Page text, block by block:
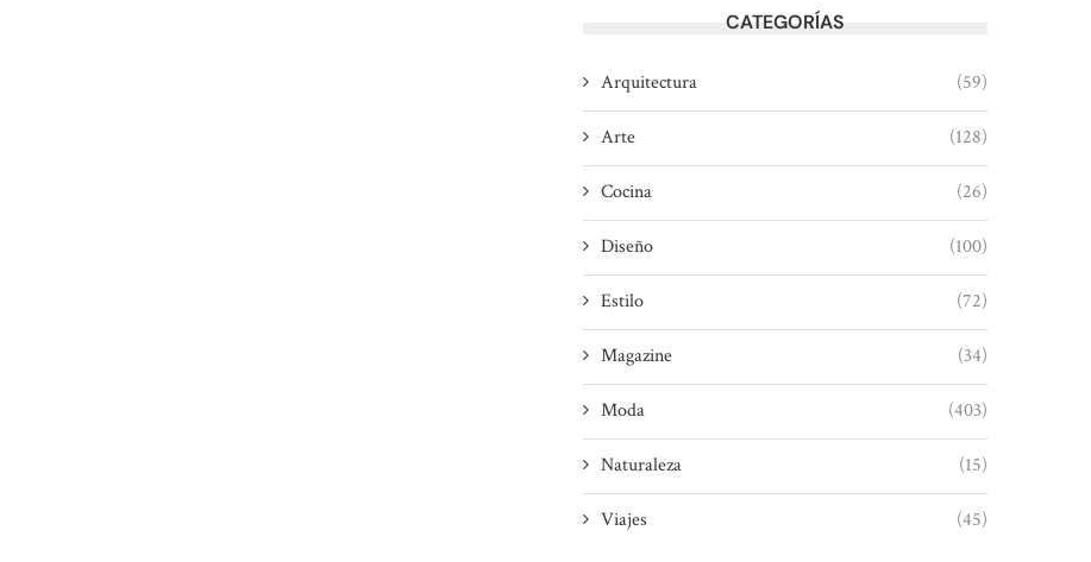
CATEGORÍAS
Arquitectura (59)
Arte (128)
Cocina (26)
Diseño (100)
Estilo (72)
Magazine (34)
Moda (403)
Naturaleza (15)
Viajes (45)